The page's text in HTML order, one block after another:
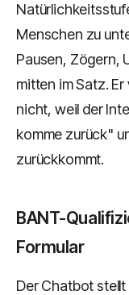
Menschen zu
Pausen, Zögern,
mitten im Satz.
nicht, weil der
komme zurück"
zurückkommt.
BANT-
Formular
Der Chatbot